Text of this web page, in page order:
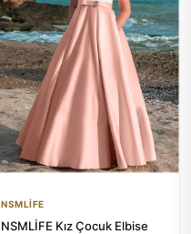
NSMLİFE
NSMLİFE Kız Çocuk Elbise